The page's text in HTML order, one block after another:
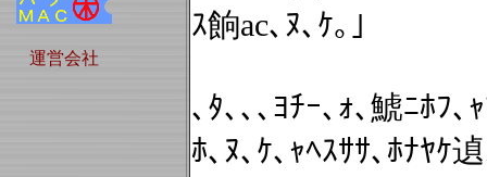
ｽ餉ac､ﾇ､ｹ｡｣
､ﾀ､､､ﾖﾁｰ､ｫ､鯱ﾆﾎﾌ
ﾎ､ﾇ､ｹ､ｬﾍｽｻｻ､ﾎﾅﾔｹ
運営会社